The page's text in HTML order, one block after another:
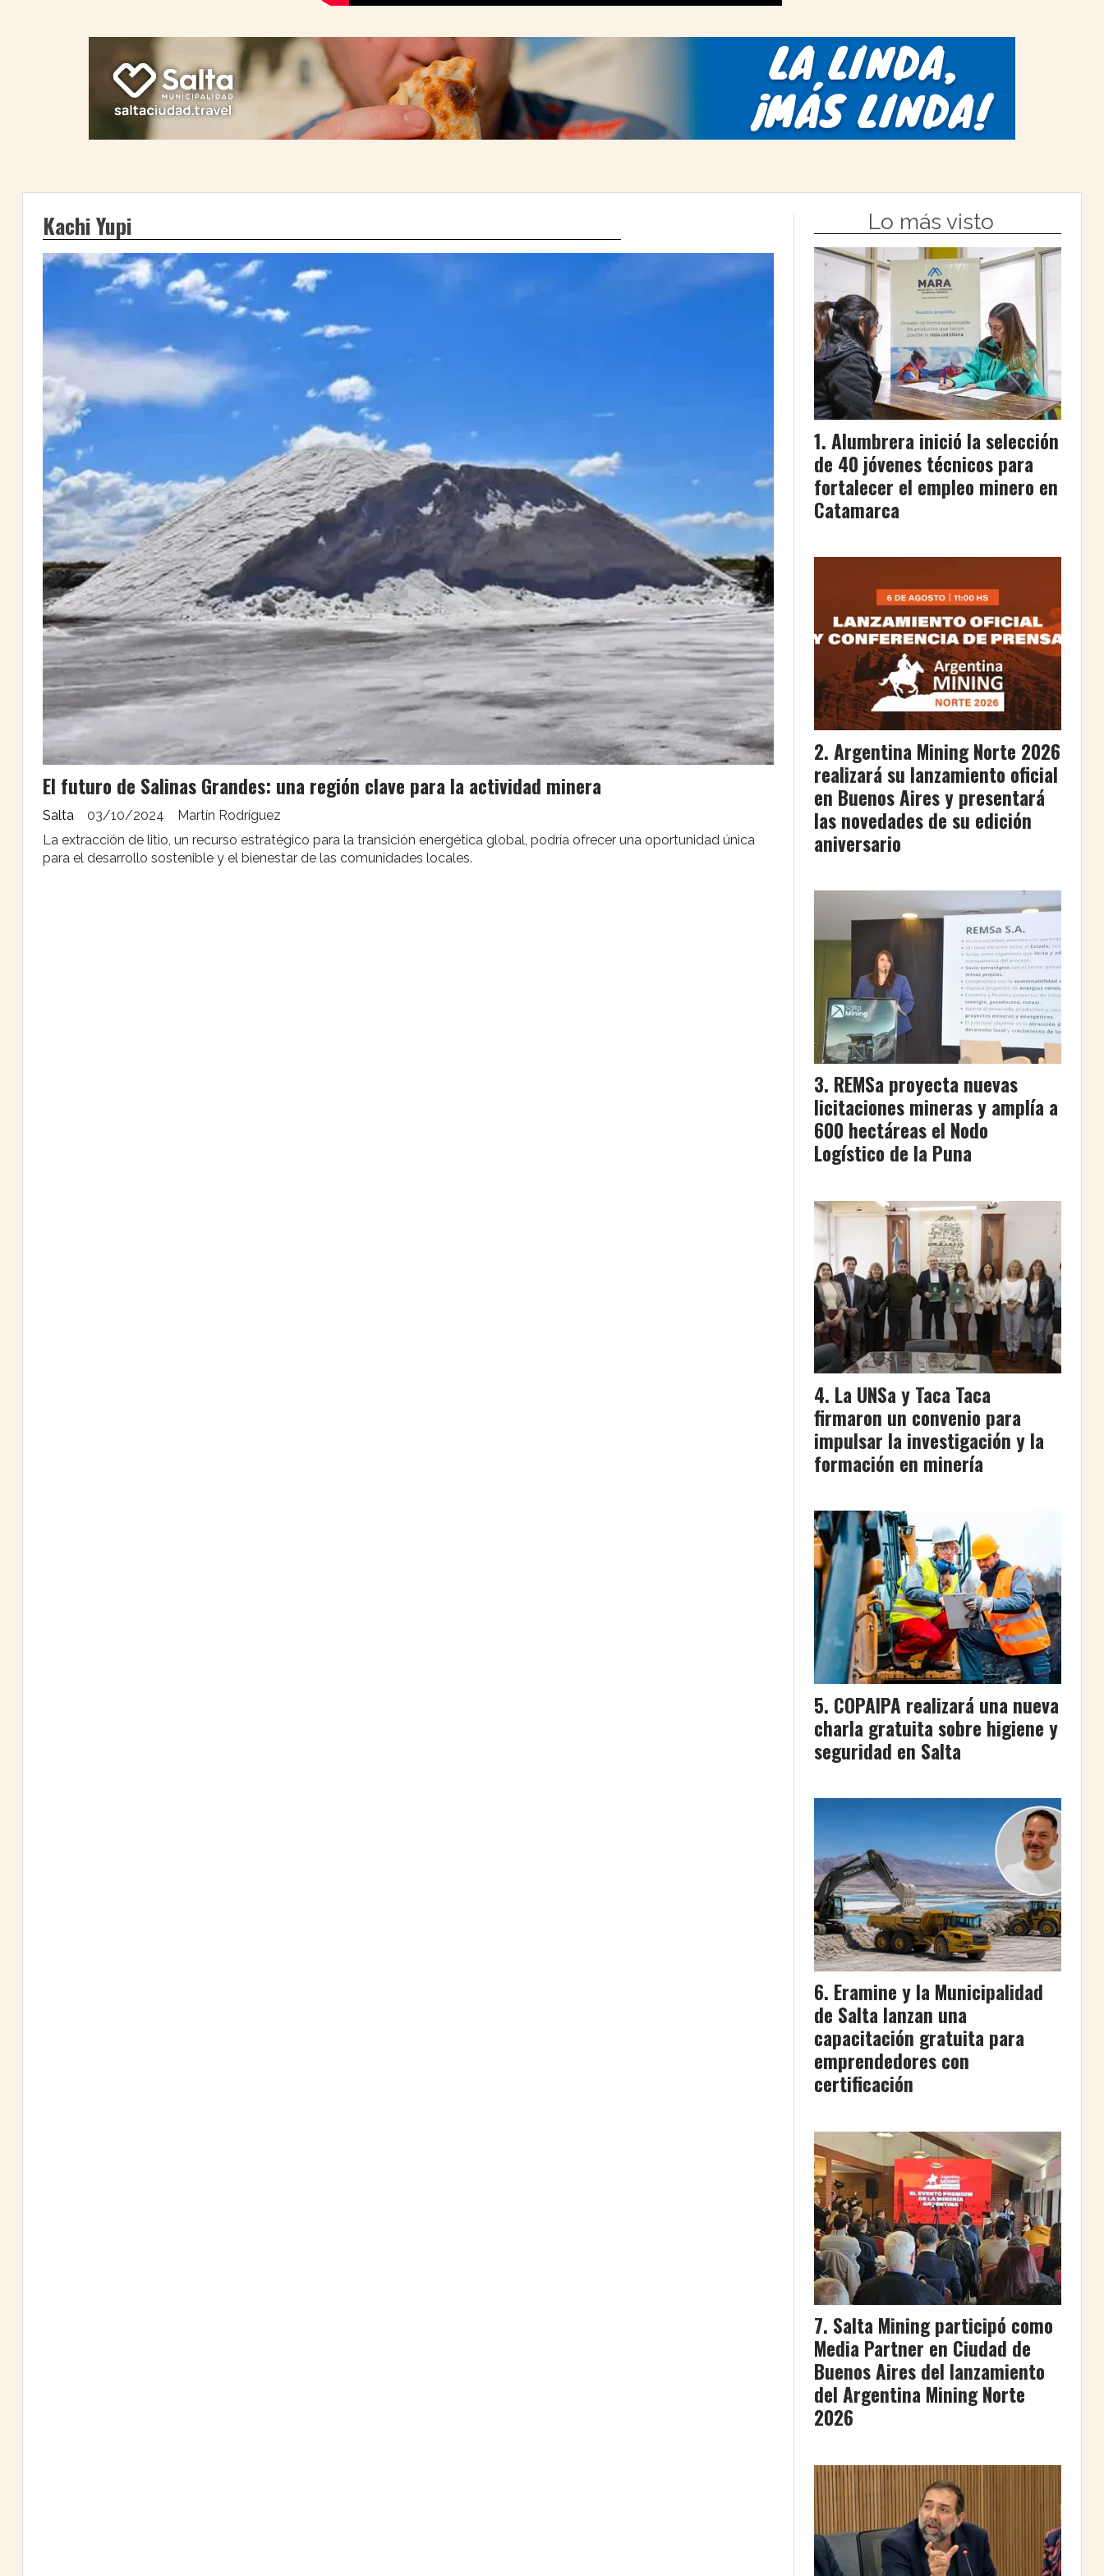
Kachi Yupi
El futuro de Salinas Grandes: una región clave para la actividad minera
Martín Rodríguez
Salta
03/10/2024
La extracción de litio, un recurso estratégico para la transición energética global, podría ofrecer una oportunidad única
para el desarrollo sostenible y el bienestar de las comunidades locales.
Lo más visto
Alumbrera inició la selección
de 40 jóvenes técnicos para
fortalecer el empleo minero en
Catamarca
Argentina Mining Norte 2026
realizará su lanzamiento oficial
en Buenos Aires y presentará
las novedades de su edición
aniversario
REMSa proyecta nuevas
licitaciones mineras y amplía a
600 hectáreas el Nodo
Logístico de la Puna
La UNSa y Taca Taca
firmaron un convenio para
impulsar la investigación y la
formación en minería
COPAIPA realizará una nueva
charla gratuita sobre higiene y
seguridad en Salta
Eramine y la Municipalidad
de Salta lanzan una
capacitación gratuita para
emprendedores con
certificación
Salta Mining participó como
Media Partner en Ciudad de
Buenos Aires del lanzamiento
del Argentina Mining Norte
2026